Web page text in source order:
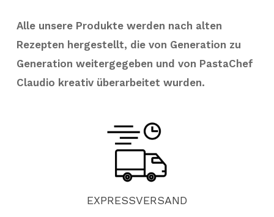
Alle unsere Produkte werden nach alten
Rezepten hergestellt, die von Generation zu
Generation weitergegeben und von PastaChef
Claudio kreativ überarbeitet wurden.
EXPRESSVERSAND